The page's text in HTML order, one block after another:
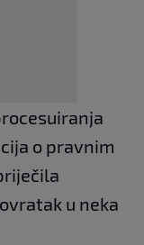
o pravnim
u neka